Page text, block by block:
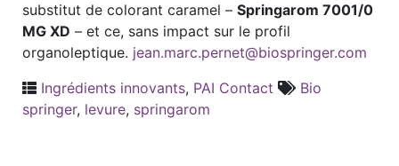
substitut de colorant caramel – Springarom 7001/0
MG XD – et ce, sans impact sur le profil
organoleptique. jean.marc.pernet@biospringer.com
Ingrédients innovants, PAI Contact
Bio
springer, levure, springarom